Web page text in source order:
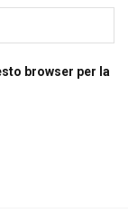
browser per la